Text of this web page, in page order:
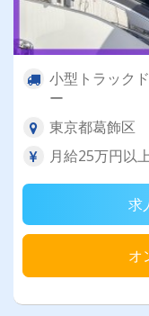
小型トラック
ー
東京都葛飾区
月給25万円以
求
オ